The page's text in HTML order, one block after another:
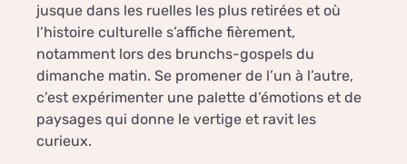
jusque dans les ruelles les plus retirées et où
l’histoire culturelle s’affiche fièrement,
notamment lors des brunchs-gospels du
dimanche matin. Se promener de l’un à l’autre,
c’est expérimenter une palette d’émotions et de
paysages qui donne le vertige et ravit les
curieux.